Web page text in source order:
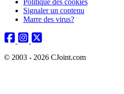
Politique des cookies
Signaler un contenu
Marre des virus?
© 2003 - 2026 CJoint.com